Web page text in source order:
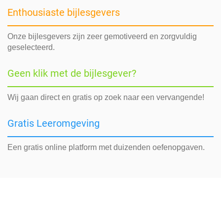
Enthousiaste bijlesgevers
Onze bijlesgevers zijn zeer gemotiveerd en zorgvuldig
geselecteerd.
Geen klik met de bijlesgever?
Wij gaan direct en gratis op zoek naar een vervangende!
Gratis Leeromgeving
Een gratis online platform met duizenden oefenopgaven.